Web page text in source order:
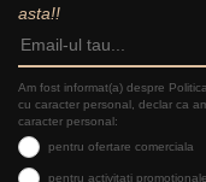
asta!!
Am fost informat(a) despre
cu caracter personal, declar ca
caracter personal:
pentru ofertare comerciala
pentru activitati